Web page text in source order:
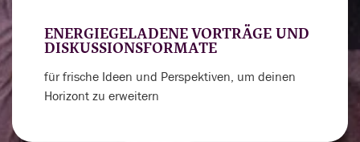
ENERGIEGELADENE VORTRÄGE UND
DISKUSSIONSFORMATE
für frische Ideen und Perspektiven, um deinen
Horizont zu erweitern